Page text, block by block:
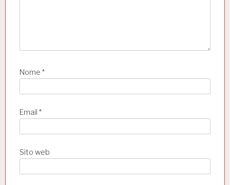
Nome *
Email *
Sito web